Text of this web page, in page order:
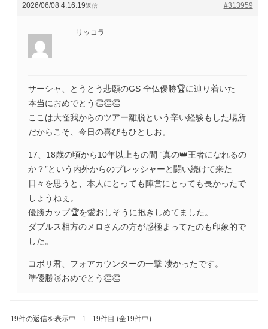
2026/06/08 4:16:19 #313959
返信
リッコラ
サーシャ、とうとう悲願のGS 全仏優勝🏆に辿り着いた
本当におめでとう👏👏👏
ここは大怪我からのツアー離脱という辛い経験もした場所
だからこそ、今日の喜びもひとしお。
17、18歳の頃から10年以上もの間 “真の👑王者になれるの
か？”という内外からのプレッシャーと闘い続けて来た
日々を思うと、本人にとっても陣営にとっても長かったで
しょうねぇ。
優勝カップ🏆を愛おしそうに抱きしめてました。
ダブルス相方のメロさんの方が感極まってたのも印象的で
した。
コボリ君、フォアカウンターの一撃 凄かったです。
準優勝🥈おめでとう👏👏
19件の返信を表示中 - 1 - 19件目 (全19件中)